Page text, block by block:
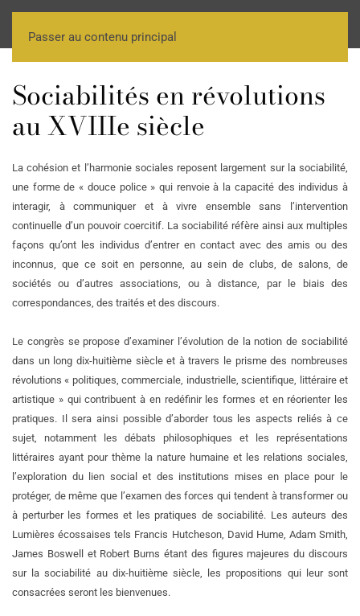
Passer au contenu principal
Sociabilités en révolutions
au XVIIIe siècle
La cohésion et l’harmonie sociales reposent largement sur la sociabilité,
une forme de « douce police » qui renvoie à la capacité des individus à
interagir, à communiquer et à vivre ensemble sans l’intervention
continuelle d’un pouvoir coercitif. La sociabilité réfère ainsi aux multiples
façons qu’ont les individus d’entrer en contact avec des amis ou des
inconnus, que ce soit en personne, au sein de clubs, de salons, de
sociétés ou d’autres associations, ou à distance, par le biais des
correspondances, des traités et des discours.
Le congrès se propose d’examiner l’évolution de la notion de sociabilité
dans un long dix-huitième siècle et à travers le prisme des nombreuses
révolutions « politiques, commerciale, industrielle, scientifique, littéraire et
artistique » qui contribuent à en redéfinir les formes et en réorienter les
pratiques. Il sera ainsi possible d’aborder tous les aspects reliés à ce
sujet, notamment les débats philosophiques et les représentations
littéraires ayant pour thème la nature humaine et les relations sociales,
l’exploration du lien social et des institutions mises en place pour le
protéger, de même que l’examen des forces qui tendent à transformer ou
à perturber les formes et les pratiques de sociabilité. Les auteurs des
Lumières écossaises tels Francis Hutcheson, David Hume, Adam Smith,
James Boswell et Robert Burns étant des figures majeures du discours
sur la sociabilité au dix-huitième siècle, les propositions qui leur sont
consacrées seront les bienvenues.